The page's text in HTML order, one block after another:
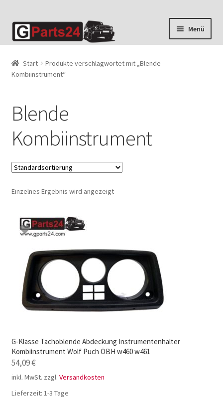
Zur
Navigation
Zum
Inhalt
Menü
Start
Produkte verschlagwortet mit „Blende
Kombiinstrument“
Blende
Kombiinstrument
Einzelnes Ergebnis wird angezeigt
G-Klasse Tachoblende Abdeckung Instrumentenhalter
Kombiinstrument Wolf Puch ÖBH w460 w461
54,09€
inkl. MwSt. zzgl. Versandkosten
Lieferzeit: 1-3 Tage